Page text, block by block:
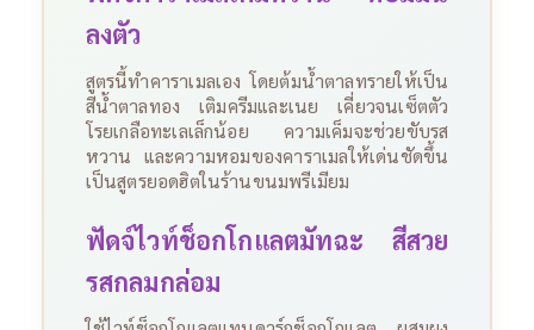
ลงตัว
สูตรนี้ทำคาราเมลเอง โดยต้มน้ำตาลทรายให้เป็น
สีน้ำตาลทอง เติมครีมและเนย เคี่ยวจนเซ็ตตัว
โรยเกลือทะเลเล็กน้อย ความเค็มจะช่วยขับรส
หวาน และความหอมของคาราเมลให้เด่นชัดขึ้น
เป็นสูตรยอดฮิตในร้านขนมพรีเมียม
ฟัดจ์ไวท์ช็อกโกแลตมัทฉะ สีสวย
รสกลมกล่อม